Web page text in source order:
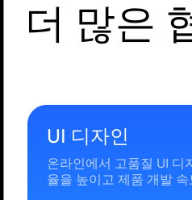
더 많은
UI 디자인
온라인에서 고품질 UI 디
율을 높이고 제품 개발